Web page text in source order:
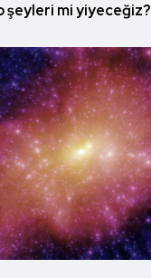
şeyleri mi yiyeceğiz?